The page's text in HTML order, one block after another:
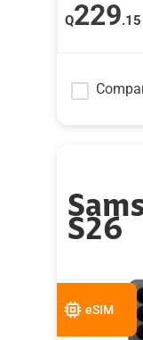
Q229.15
S26
eSIM